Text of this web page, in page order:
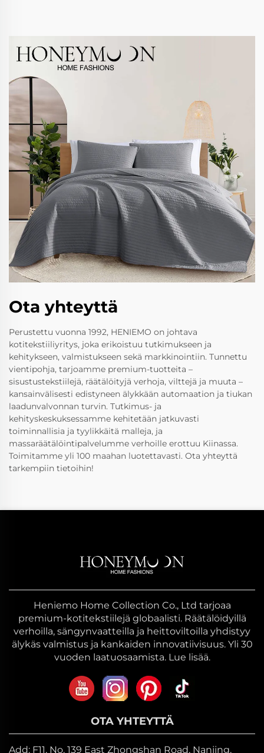
Ota yhteyttä
Perustettu vuonna 1992, HENIEMO on johtava
kotitekstiiliyritys, joka erikoistuu tutkimukseen ja
kehitykseen, valmistukseen sekä markkinointiin. Tunnettu
vientipohja, tarjoamme premium-tuotteita –
sisustustekstiilejä, räätälöityjä verhoja, vilttejä ja muuta –
kansainvälisesti edistyneen älykkään automaation ja tiukan
laadunvalvonnan turvin. Tutkimus- ja
kehityskeskuksessamme kehitetään jatkuvasti
toiminnallisia ja tyylikkäitä malleja, ja
massaräätälöintipalvelumme verhoille erottuu Kiinassa.
Toimitamme yli 100 maahan luotettavasti. Ota yhteyttä
tarkempiin tietoihin!
Heniemo Home Collection Co., Ltd tarjoaa
premium-kotitekstiilejä globaalisti. Räätälöidyillä
verhoilla, sängynvaatteilla ja heittoviltoilla yhdistyy
älykäs valmistus ja kankaiden innovatiivisuus. Yli 30
vuoden laatuosaamista. Lue lisää.
OTA YHTEYTTÄ
Add: F11, No. 139 East Zhongshan Road, Nanjing,